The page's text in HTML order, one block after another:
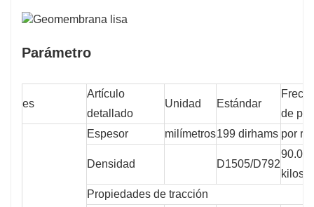
Parámetro
es
Artículo
detallado
Unidad Estándar
de
Espesor milímetros199 dirhams por
Densidad D1505/D792
kilos
Propiedades de tracción